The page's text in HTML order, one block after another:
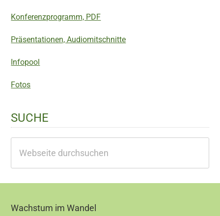
Konferenzprogramm, PDF
Präsentationen, Audiomitschnitte
Infopool
Fotos
SUCHE
durchsuchen
Footer
Wachstum im Wandel